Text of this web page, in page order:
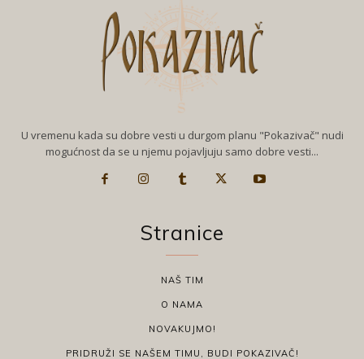
U vremenu kada su dobre vesti u durgom planu "Pokazivač" nudi
mogućnost da se u njemu pojavljuju samo dobre vesti...
Stranice
NAŠ TIM
O NAMA
NOVAKUJMO!
PRIDRUŽI SE NAŠEM TIMU, BUDI POKAZIVAČ!